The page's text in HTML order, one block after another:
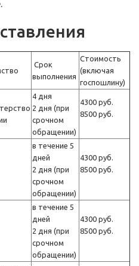
Срок
выполнения
Стоимость
(включая
госпошлину)
4 дня
2 дня (при
срочном
обращении)
4300 руб.
8500 руб.
в течение 5
дней
2 дня (при
срочном
обращении)
4300 руб.
8500 руб.
в течение 5
дней
2 дня (при
срочном
обращении)
4300 руб.
8500 руб.